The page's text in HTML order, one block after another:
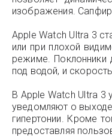
изображения.
Apple Watch Ultra 3
или при плохой
режиме. Поклонники
под водой, и
В Apple Watch Ultra 3
уведомляют о выходе
гипертонии. Кроме
предоставляя